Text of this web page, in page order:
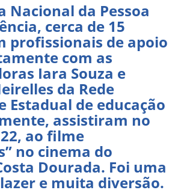
Nacional da Pessoa
cerca de 15
profissionais de apoio
com as
Iara Souza e
da Rede
Estadual de educação
assistiram no
ao filme
no cinema do
Dourada. Foi uma
e muita diversão.